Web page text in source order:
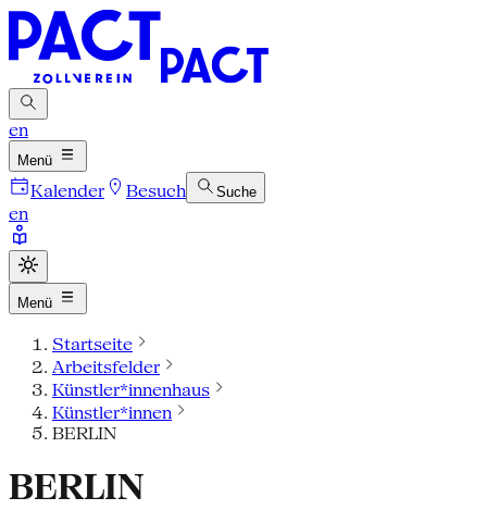
en
Menü
Kalender Besuch Suche
en
Menü
Startseite
Arbeitsfelder
Künstler*innenhaus
Künstler*innen
BERLIN
BERLIN